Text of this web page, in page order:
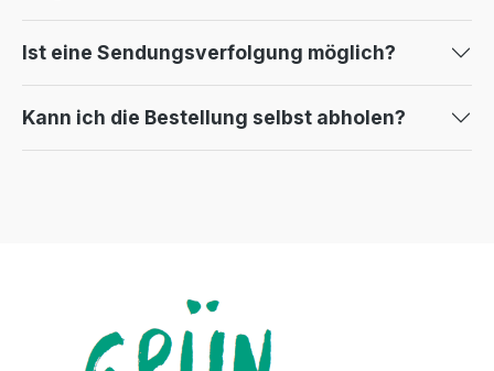
Ist eine Sendungsverfolgung möglich?
Kann ich die Bestellung selbst abholen?